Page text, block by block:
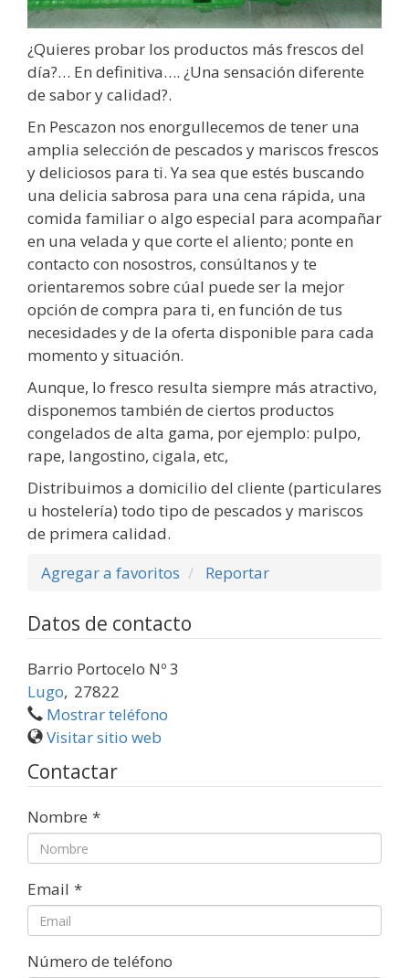
¿Quieres probar los productos más frescos del
día?… En definitiva…. ¿Una sensación diferente
de sabor y calidad?.
En Pescazon nos enorgullecemos de tener una
amplia selección de pescados y mariscos frescos
y deliciosos para ti. Ya sea que estés buscando
una delicia sabrosa para una cena rápida, una
comida familiar o algo especial para acompañar
en una velada y que corte el aliento; ponte en
contacto con nosostros, consúltanos y te
orientaremos sobre cúal puede ser la mejor
opción de compra para ti, en función de tus
necesidades y de la oferta disponible para cada
momento y situación.
Aunque, lo fresco resulta siempre más atractivo,
disponemos también de ciertos productos
congelados de alta gama, por ejemplo: pulpo,
rape, langostino, cigala, etc,
Distribuimos a domicilio del cliente (particulares
u hostelería) todo tipo de pescados y mariscos
de primera calidad.
Agregar a favoritos
Reportar
Datos de contacto
Barrio Portocelo Nº 3
Lugo, 27822
Mostrar teléfono
Visitar sitio web
Contactar
Nombre *
Email *
Número de teléfono